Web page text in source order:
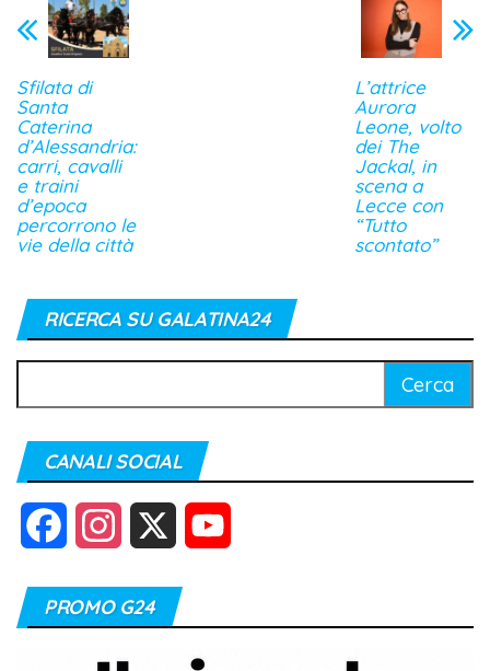
Sfilata di
Santa
Caterina
d’Alessandria:
carri, cavalli
e traini
d’epoca
percorrono le
vie della città
L’attrice
Aurora
Leone, volto
dei The
Jackal, in
scena a
Lecce con
“Tutto
scontato”
RICERCA SU GALATINA24
per:
CANALI SOCIAL
c s
t
PROMO G24